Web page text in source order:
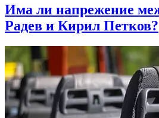
Има ли напрежение
Радев и Кирил Петков?